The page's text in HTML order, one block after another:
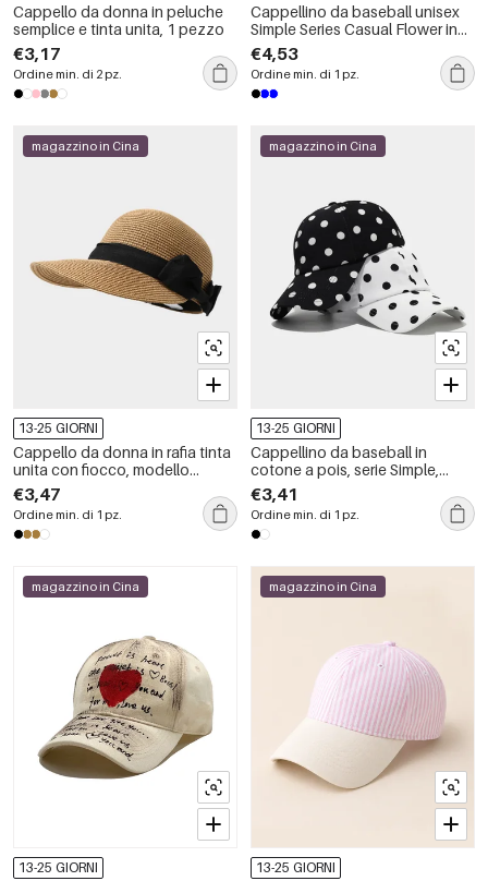
Cappello da donna in peluche
semplice e tinta unita, 1 pezzo
€3,17
Ordine min. di 2 pz.
Cappellino da baseball unisex
Simple Series Casual Flower in
poliestere
€4,53
Ordine min. di 1 pz.
magazzino in Cina
13-25 GIORNI
Cappello da donna in rafia tinta
unita con fiocco, modello
Simple Series Daily.
€3,47
Ordine min. di 1 pz.
magazzino in Cina
13-25 GIORNI
Cappellino da baseball in
cotone a pois, serie Simple,
elegante
€3,41
Ordine min. di 1 pz.
magazzino in Cina
13-25 GIORNI
magazzino in Cina
13-25 GIORNI